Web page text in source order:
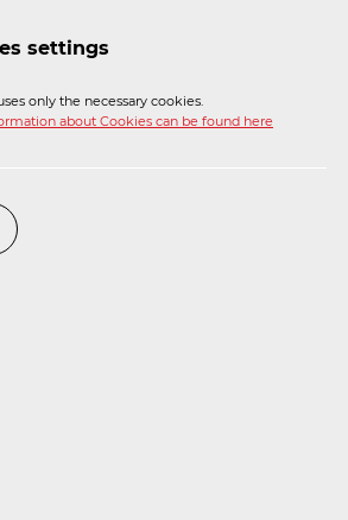
VIJEĆA
LIPNJA 2014.
settings
only the necessary cookies.
about Cookies can be found here